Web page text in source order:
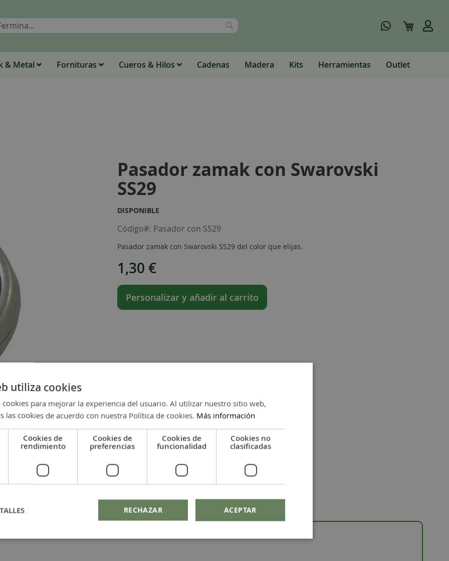
Buscar
Buscar Mi carrito
& Metal Fornituras Cueros & Hilos Cadenas Madera Kits Herramientas Outlet
Pasador zamak con Swarovski
SS29
DISPONIBLE
Código Pasador con SS29
Pasador zamak con Swarovski SS29 del color que elijas.
1,30 €
Personalizar y añadir al carrito
utiliza cookies
cookies para mejorar la experiencia del usuario. Al utilizar nuestro sitio web,
las cookies de acuerdo con nuestra Política de cookies. Más información
Cookies de
rendimiento
Cookies de
preferencias
Cookies de
funcionalidad
Cookies no
clasificadas
ACEPTAR
RECHAZAR